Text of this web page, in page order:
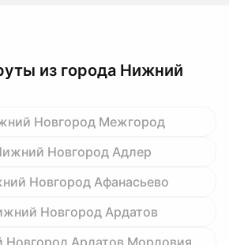
из города Нижний
Новгород Межгород
Новгород Адлер
Новгород Афанасьево
Новгород Ардатов
Новгород Ардатов Мордовия